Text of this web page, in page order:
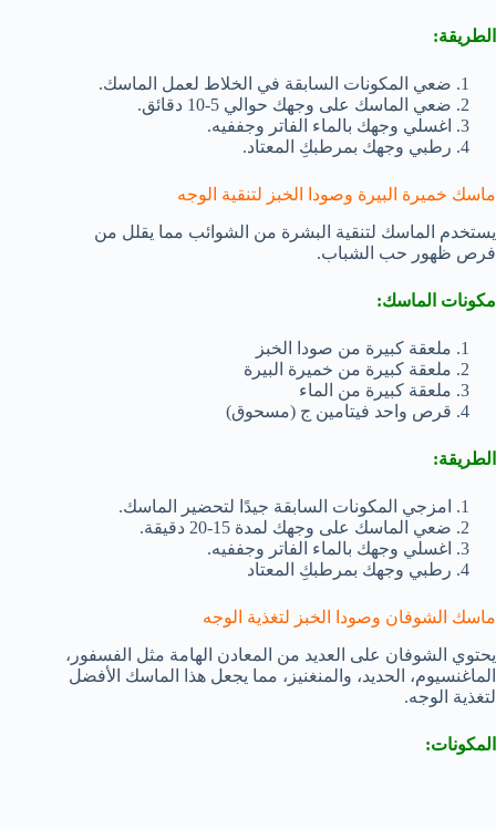
الطريقة:
ضعي المكونات السابقة في الخلاط لعمل الماسك.
ضعي الماسك على وجهك حوالي 5-10 دقائق.
اغسلي وجهك بالماء الفاتر وجففيه.
رطبي وجهك بمرطبكِ المعتاد.
ماسك خميرة البيرة وصودا الخبز لتنقية الوجه
يستخدم الماسك لتنقية البشرة من الشوائب مما يقلل من
فرص ظهور حب الشباب.
مكونات الماسك:
ملعقة كبيرة من صودا الخبز
ملعقة كبيرة من خميرة البيرة
ملعقة كبيرة من الماء
قرص واحد فيتامين ج (مسحوق)
الطريقة:
امزجي المكونات السابقة جيدًا لتحضير الماسك.
ضعي الماسك على وجهك لمدة 15-20 دقيقة.
اغسلي وجهك بالماء الفاتر وجففيه.
رطبي وجهك بمرطبكِ المعتاد
ماسك الشوفان وصودا الخبز لتغذية الوجه
يحتوي الشوفان على العديد من المعادن الهامة مثل الفسفور،
الماغنسيوم، الحديد، والمنغنيز، مما يجعل هذا الماسك الأفضل
لتغذية الوجه.
المكونات: